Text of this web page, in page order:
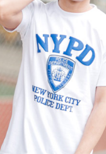
【注意事項】
１．透過由恩沛科技股份有限
交易，需依本服務之必要範圍內
求債權轉讓予恩沛科技股份有限
２．關於個人資料處理事宜，請
https://aftee.tw/terms/#terms3
３．未成年的使用者請事先徵
「AFTEE先享後付」，若未經
任。
４．使用「AFTEE先享後付」
即時審查核予不同之上限額度
結果請求用戶進行身份認證。
５．嚴禁一人註冊多個帳號或使
形，恩沛科技股份有限公司將
宅配
每筆NT$120，滿NT$3,000(